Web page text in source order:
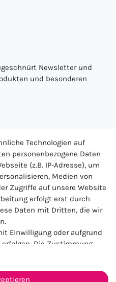
Newsletter und
und besonderen
(23.143)
AGB
Technologien auf
personenbezogene Daten
(z.B. IP-Adresse), um
Medien von
Zugriffe auf unsere Website
erfolgt erst durch
Daten mit Dritten, die wir
Einwilligung oder aufgrund
Die Zustimmung
Es besteht das Recht,
Beachten Sie unser